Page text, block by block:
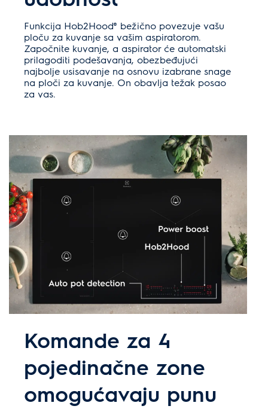
Funkcija Hob2Hood® bežično povezuje vašu
ploču za kuvanje sa vašim aspiratorom.
Započnite kuvanje, a aspirator će automatski
prilagoditi podešavanja, obezbeđujući
najbolje usisavanje na osnovu izabrane snage
na ploči za kuvanje. On obavlja težak posao
za vas.
Komande za 4
pojedinačne zone
omogućavaju punu